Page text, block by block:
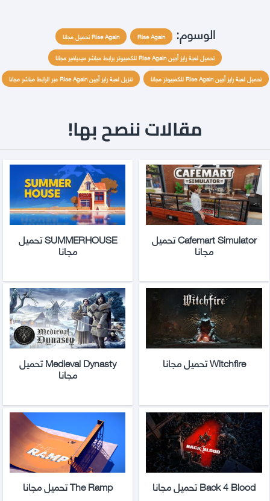
الوسوم: Rise Again
Rise Again تحميل مجانا
تحميل لعبة رايز أجين Rise Again للكمبيوتر برابط مباشر ميديافير مجانا
تحميل لعبة رايز أجين Rise Again للكمبيوتر مجانا
تنزيل لعبة رايز أجين Rise Again عبر الرابط مباشر مجانا
مقالات ننصح بها!
Cafemart Simulator تحميل
مجانا
SUMMERHOUSE تحميل
مجانا
Witchfire تحميل مجانا Medieval Dynasty تحميل
مجانا
Back 4 Blood تحميل مجانا The Ramp تحميل مجانا